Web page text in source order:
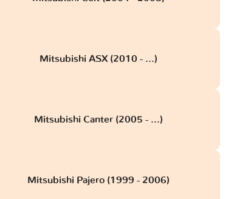
Mitsubishi ASX (2010 - ...)
Mitsubishi Canter (2005 - ...)
Mitsubishi Pajero (1999 - 2006)